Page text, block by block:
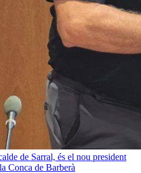
de Sarral, és el nou president
Conca de Barberà